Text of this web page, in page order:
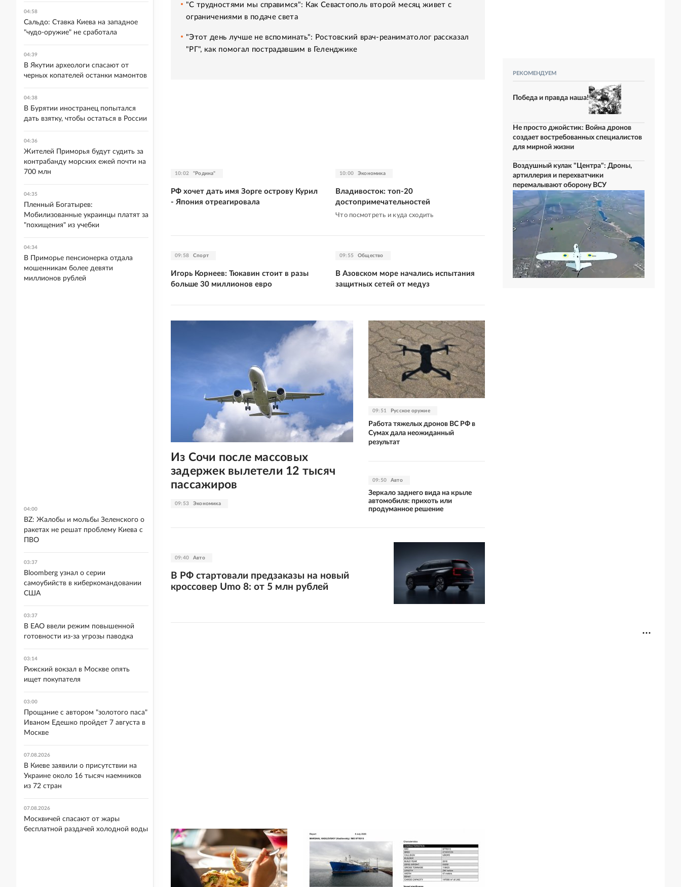
"С трудностями мы справимся": Как Севастополь второй месяц живет с
ограничениями в подаче света
"Этот день лучше не вспоминать": Ростовский врач-реаниматолог рассказал
"РГ", как помогал пострадавшим в Геленджике
10:02 "Родина"
РФ хочет дать имя Зорге острову Курил
- Япония отреагировала
10:00 Экономика
Владивосток: топ-20
достопримечательностей
Что посмотреть и куда сходить
09:58 Спорт
Игорь Корнеев: Тюкавин стоит в разы
больше 30 миллионов евро
09:55 Общество
В Азовском море начались испытания
защитных сетей от медуз
09:53 Экономика
Из Сочи после массовых
задержек вылетели 12 тысяч
пассажиров
09:51 Русское оружие
Работа тяжелых дронов ВС РФ в
Сумах дала неожиданный
результат
09:50 Авто
Зеркало заднего вида на крыле
автомобиля: прихоть или
продуманное решение
09:40 Авто
В РФ стартовали предзаказы на новый
кроссовер Umo 8: от 5 млн рублей
РЕКОМЕНДУЕМ
Победа и правда наша!
Не просто джойстик: Война дронов
создает востребованных специалистов
для мирной жизни
Воздушный кулак "Центра": Дроны,
артиллерия и перехватчики
перемалывают оборону ВСУ
04:58
Сальдо: Ставка Киева на западное
"чудо-оружие" не сработала
04:39
В Якутии археологи спасают от
черных копателей останки мамонтов
04:38
В Бурятии иностранец попытался
дать взятку, чтобы остаться в России
04:36
Жителей Приморья будут судить за
контрабанду морских ежей почти на
700 млн
04:35
Пленный Богатырев:
Мобилизованные украинцы платят за
"похищения" из учебки
04:34
В Приморье пенсионерка отдала
мошенникам более девяти
миллионов рублей
04:00
BZ: Жалобы и мольбы Зеленского о
ракетах не решат проблему Киева с
ПВО
03:37
Bloomberg узнал о серии
самоубийств в киберкомандовании
США
03:37
В ЕАО ввели режим повышенной
готовности из-за угрозы паводка
03:14
Рижский вокзал в Москве опять
ищет покупателя
03:00
Прощание с автором "золотого паса"
Иваном Едешко пройдет 7 августа в
Москве
07.08.2026
В Киеве заявили о присутствии на
Украине около 16 тысяч наемников
из 72 стран
07.08.2026
Москвичей спасают от жары
бесплатной раздачей холодной воды